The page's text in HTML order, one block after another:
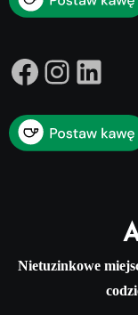
Facebook
Nietuzinkowe